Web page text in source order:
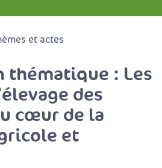
et actes
thématique : Les
des
cœur de la
et